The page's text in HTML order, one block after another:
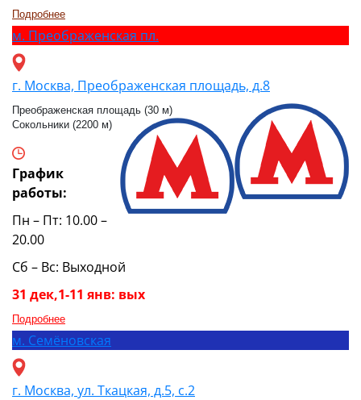
Подробнее
м. Преображенская пл.
г. Москва, Преображенская площадь, д.8
Преображенская площадь (30 м)
Сокольники (2200 м)
График
работы:
Пн – Пт: 10.00 –
20.00
Сб – Вс: Выходной
31 дек,1-11 янв: вых
Подробнее
м. Семёновская
г. Москва, ул. Ткацкая, д.5, с.2